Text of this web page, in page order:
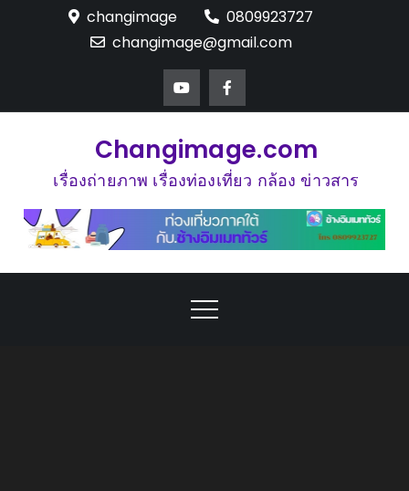
changimage
0809923727
changimage@gmail.com
Changimage.com
เรื่องถ่ายภาพ เรื่องท่องเที่ยว กล้อง ข่าวสาร